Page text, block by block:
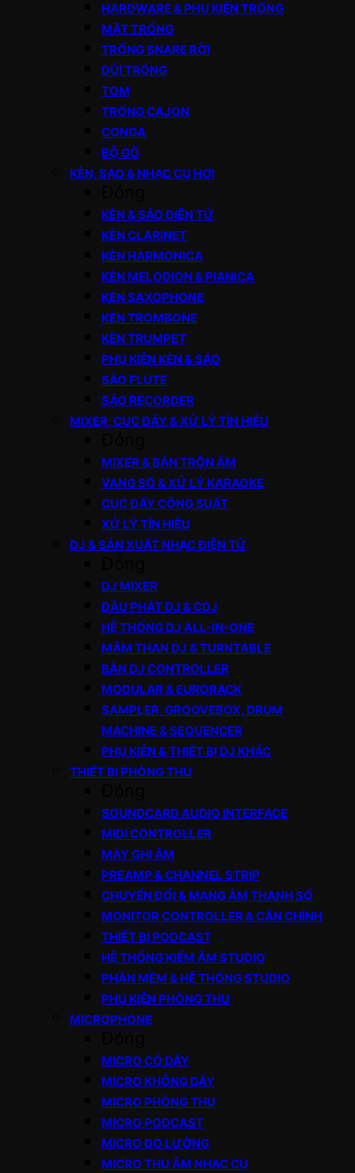
HARDWARE & PHỤ KIỆN TRỐNG
MẶT TRỐNG
TRỐNG SNARE RỜI
DÙI TRỐNG
TOM
TRỐNG CAJON
CONGA
BỘ GÕ
KÈN, SÁO & NHẠC CỤ HƠI
KÈN & SÁO ĐIỆN TỬ
KÈN CLARINET
KÈN HARMONICA
KÈN MELODION & PIANICA
KÈN SAXOPHONE
KÈN TROMBONE
KÈN TRUMPET
PHỤ KIỆN KÈN & SÁO
SÁO FLUTE
SÁO RECORDER
MIXER, CỤC ĐẨY & XỬ LÝ TÍN HIỆU
MIXER & BÀN TRỘN ÂM
VANG SỐ & XỬ LÝ KARAOKE
CỤC ĐẨY CÔNG SUẤT
XỬ LÝ TÍN HIỆU
DJ & SẢN XUẤT NHẠC ĐIỆN TỬ
DJ MIXER
ĐẦU PHÁT DJ & CDJ
HỆ THỐNG DJ ALL-IN-ONE
MÂM THAN DJ & TURNTABLE
BÀN DJ CONTROLLER
MODULAR & EURORACK
SAMPLER, GROOVEBOX, DRUM
MACHINE & SEQUENCER
PHỤ KIỆN & THIẾT BỊ DJ KHÁC
THIẾT BỊ PHÒNG THU
SOUNDCARD AUDIO INTERFACE
MIDI CONTROLLER
MÁY GHI ÂM
PREAMP & CHANNEL STRIP
CHUYỂN ĐỔI & MẠNG ÂM THANH SỐ
MONITOR CONTROLLER & CÂN CHỈNH
THIẾT BỊ PODCAST
HỆ THỐNG KIỂM ÂM STUDIO
PHẦN MỀM & HỆ THỐNG STUDIO
PHỤ KIỆN PHÒNG THU
MICROPHONE
MICRO CÓ DÂY
MICRO KHÔNG DÂY
MICRO PHÒNG THU
MICRO PODCAST
MICRO ĐO LƯỜNG
MICRO THU ÂM NHẠC CỤ